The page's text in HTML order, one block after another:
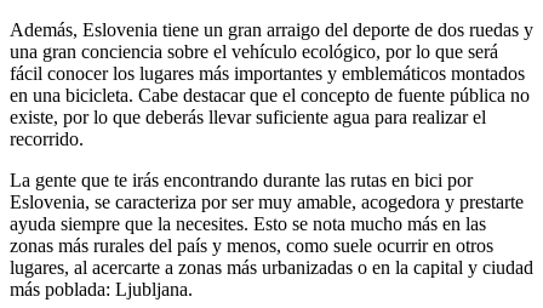
Además, Eslovenia tiene un gran arraigo del deporte de dos ruedas y
una gran conciencia sobre el vehículo ecológico, por lo que será
fácil conocer los lugares más importantes y emblemáticos montados
en una bicicleta. Cabe destacar que el concepto de fuente pública no
existe, por lo que deberás llevar suficiente agua para realizar el
recorrido.
La gente que te irás encontrando durante las rutas en bici por
Eslovenia, se caracteriza por ser muy amable, acogedora y prestarte
ayuda siempre que la necesites. Esto se nota mucho más en las
zonas más rurales del país y menos, como suele ocurrir en otros
lugares, al acercarte a zonas más urbanizadas o en la capital y ciudad
más poblada: Ljubljana.